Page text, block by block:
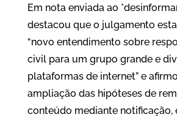
Em nota enviada ao
destacou que o julgamento
“novo entendimento sobre
civil para um grupo grande e
plataformas de internet” e
ampliação das hipóteses de
conteúdo mediante notificação,